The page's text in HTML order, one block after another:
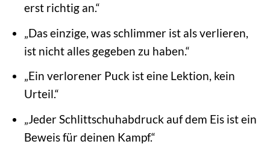
erst richtig an.“
„Das einzige, was schlimmer ist als verlieren,
ist nicht alles gegeben zu haben.“
„Ein verlorener Puck ist eine Lektion, kein
Urteil.“
„Jeder Schlittschuhabdruck auf dem Eis ist ein
Beweis für deinen Kampf.“